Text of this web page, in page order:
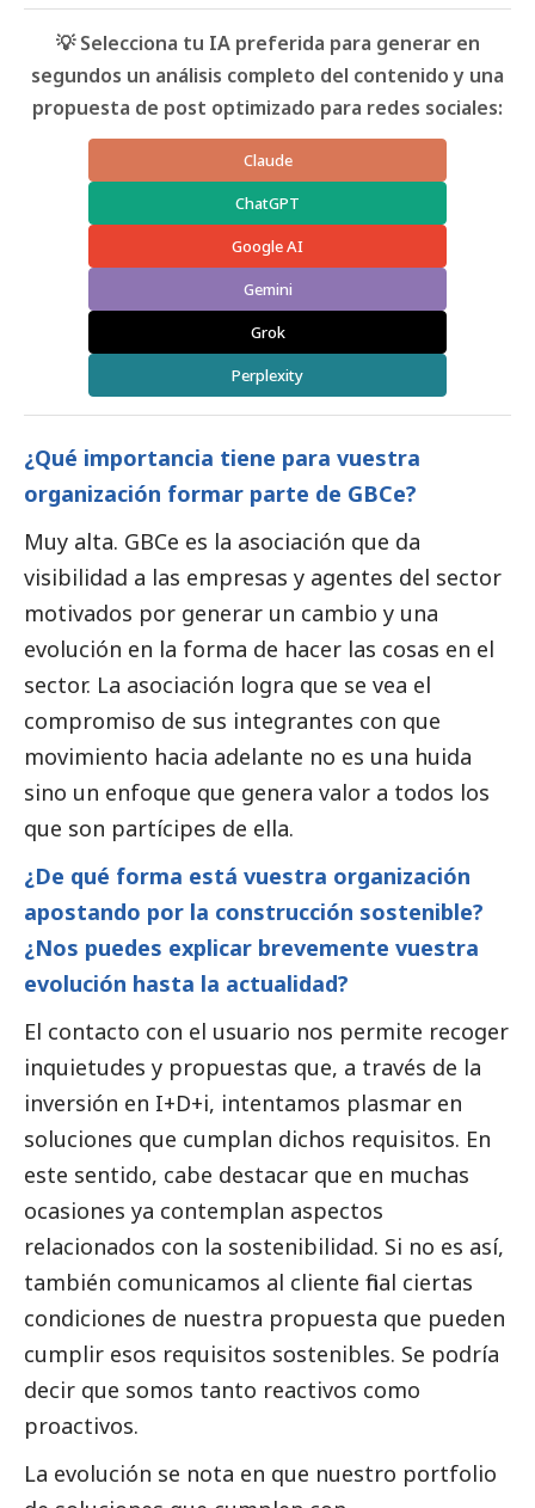
💡 Selecciona tu IA preferida para generar en
segundos un análisis completo del contenido y una
propuesta de post optimizado para redes sociales:
Claude
ChatGPT
Google AI
Gemini
Grok
Perplexity
¿Qué importancia tiene para vuestra
organización formar parte de GBCe?
Muy alta. GBCe es la asociación que da
visibilidad a las empresas y agentes del sector
motivados por generar un cambio y una
evolución en la forma de hacer las cosas en el
sector. La asociación logra que se vea el
compromiso de sus integrantes con que
movimiento hacia adelante no es una huida
sino un enfoque que genera valor a todos los
que son partícipes de ella.
¿De qué forma está vuestra organización
apostando por la construcción sostenible?
¿Nos puedes explicar brevemente vuestra
evolución hasta la actualidad?
El contacto con el usuario nos permite recoger
inquietudes y propuestas que, a través de la
inversión en I+D+i, intentamos plasmar en
soluciones que cumplan dichos requisitos. En
este sentido, cabe destacar que en muchas
ocasiones ya contemplan aspectos
relacionados con la sostenibilidad. Si no es así,
también comunicamos al cliente final ciertas
condiciones de nuestra propuesta que pueden
cumplir esos requisitos sostenibles. Se podría
decir que somos tanto reactivos como
proactivos.
La evolución se nota en que nuestro portfolio